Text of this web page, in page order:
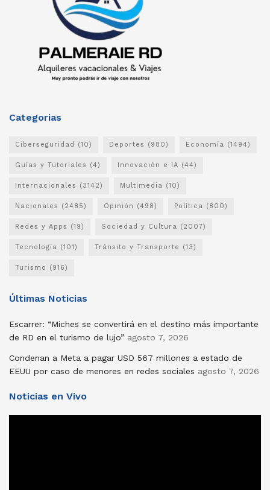
Categorias
Ciberseguridad (10) Deportes (980) Economía (1494)
Guías y Tutoriales (4) Innovación e IA (44)
Internacionales (3142) Multimedia (10)
Nacionales (2485) Opinión (498) Política (800)
Redes y Apps (19) Sociedad y Cultura (2007)
Tecnología (101) Tránsito y Transporte (13)
Turismo (916)
Últimas Noticias
Escarrer: “Miches se convertirá en el destino más importante
de RD en el turismo de lujo” agosto 7, 2026
Condenan a Meta a pagar USD 567 millones a estado de
EEUU por caso de menores en redes sociales agosto 7, 2026
Noticias en Vivo